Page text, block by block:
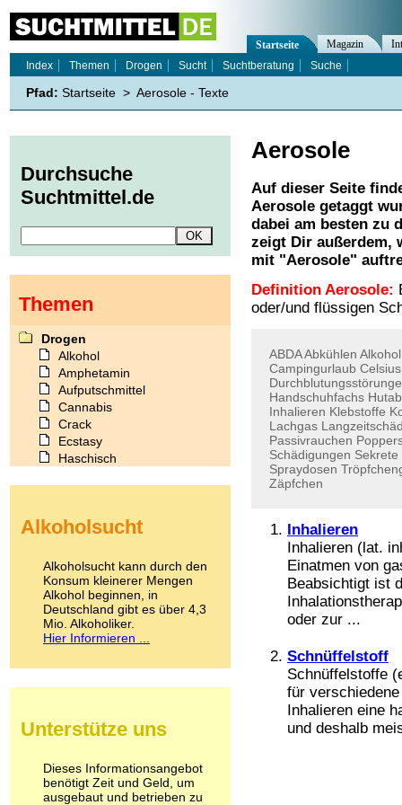
Aerosole
Auf dieser Seite
Aerosole getaggt
dabei am besten zu
zeigt Dir außerdem,
mit "Aerosole"
Definition Aerosole:
oder/und flüssigen
ABDAAbkühlen Alkohol
Campingurlaub Celsius
Handschuhfachs
Inhalieren Klebstoffe
Lachgas
Passivrauchen
Schädigungen Sekrete
Spraydosen
Zäpfchen
Inhalieren
Inhalieren (lat.
Einatmen von
Beabsichtigt ist
oder zur ...
Schnüffelstoff
Schnüffelstoffe
für
Inhalieren eine
und deshalb
Startseite Magazin
Index
Themen Drogen Sucht Suchtberatung Suche
Pfad: Startseite > Aerosole - Texte
Durchsuche
Suchtmittel.de
Themen
Drogen
Alkohol
Amphetamin
Aufputschmittel
Cannabis
Crack
Ecstasy
Haschisch
Kokain
LSD
Marihuana
Medikamente
Meskalin
Metamphetamin
Methadon
Pilze
Psychopharmaka
Schlafmittel
Schmerzmittel
Alkoholsucht
Alkoholsucht kann durch den
Konsum kleinerer Mengen
Alkohol beginnen, in
Deutschland gibt es über 4,3
Mio. Alkoholiker.
Hier Informieren ...
Unterstütze uns
Dieses Informationsangebot
benötigt Zeit und Geld, um
ausgebaut und betrieben zu